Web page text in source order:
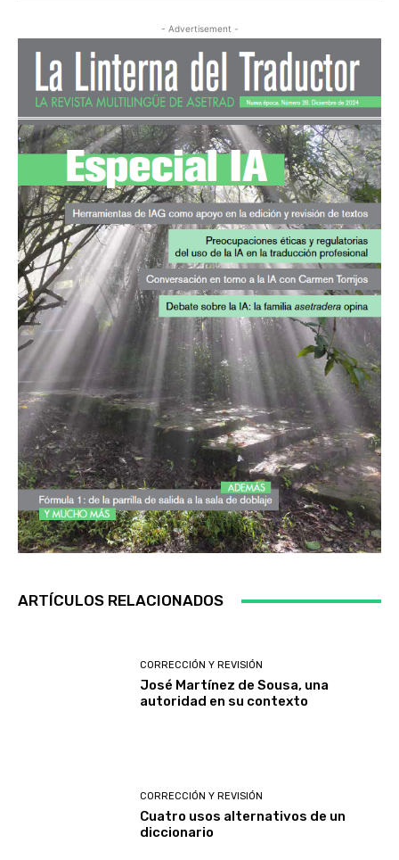
- Advertisement -
ARTÍCULOS RELACIONADOS
CORRECCIÓN Y REVISIÓN
José Martínez de Sousa, una
autoridad en su contexto
CORRECCIÓN Y REVISIÓN
Cuatro usos alternativos de un
diccionario